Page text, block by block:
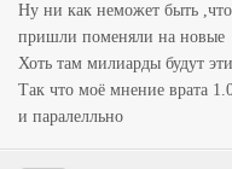
Ну ни как неможет быть
пришли поменяли на новые
Хоть там милиарды будут
Так что моё мнение врата
и паралелльно